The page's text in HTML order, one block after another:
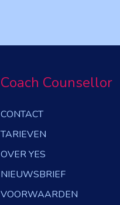
Coach Counsellor
CONTACT
TARIEVEN
OVER YES
NIEUWSBRIEF
VOORWAARDEN